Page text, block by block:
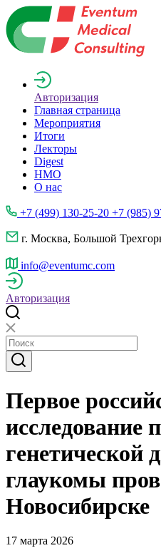
Авторизация
Главная страница
Мероприятия
Итоги
Лекторы
Digest
НМО
О нас
+7 (499) 130-25-20 +7 (985)
г. Москва, Большой
info@eventumc.com
Авторизация
Первое
исследование
генетической
глаукомы
Новосибирске
17 марта 2026